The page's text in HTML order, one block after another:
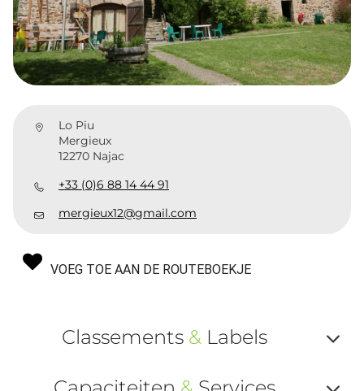
Lo Piu
Mergieux
12270 Najac
+33 (0)6 88 14 44 91
mergieux12@gmail.com
VOEG TOE AAN DE ROUTEBOEKJE
Classements &Labels